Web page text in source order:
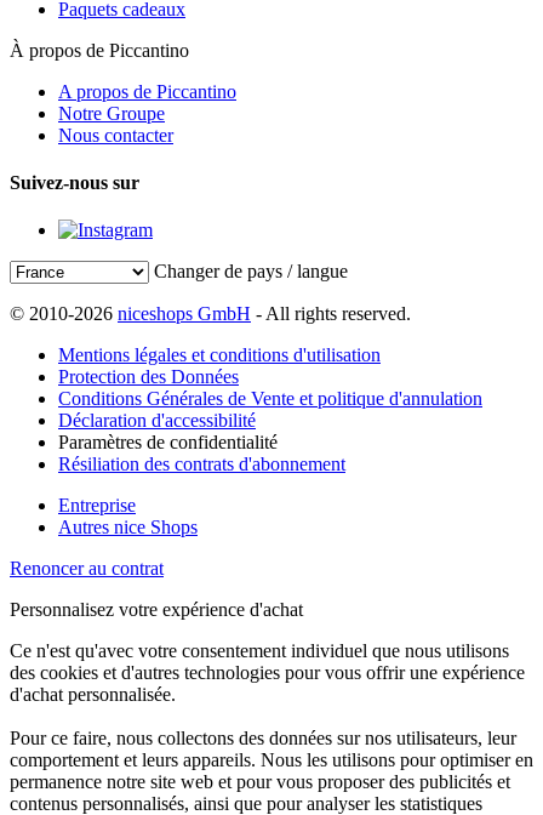
Paquets cadeaux
À propos de Piccantino
A propos de Piccantino
Notre Groupe
Nous contacter
Suivez-nous sur
Changer de pays / langue
© 2010-2026 niceshops GmbH - All rights reserved.
Mentions légales et conditions d'utilisation
Protection des Données
Conditions Générales de Vente et politique d'annulation
Déclaration d'accessibilité
Paramètres de confidentialité
Résiliation des contrats d'abonnement
Entreprise
Autres nice Shops
Renoncer au contrat
Personnalisez votre expérience d'achat
Ce n'est qu'avec votre consentement individuel que nous utilisons
des cookies et d'autres technologies pour vous offrir une expérience
d'achat personnalisée.
Pour ce faire, nous collectons des données sur nos utilisateurs, leur
comportement et leurs appareils. Nous les utilisons pour optimiser en
permanence notre site web et pour vous proposer des publicités et
contenus personnalisés, ainsi que pour analyser les statistiques